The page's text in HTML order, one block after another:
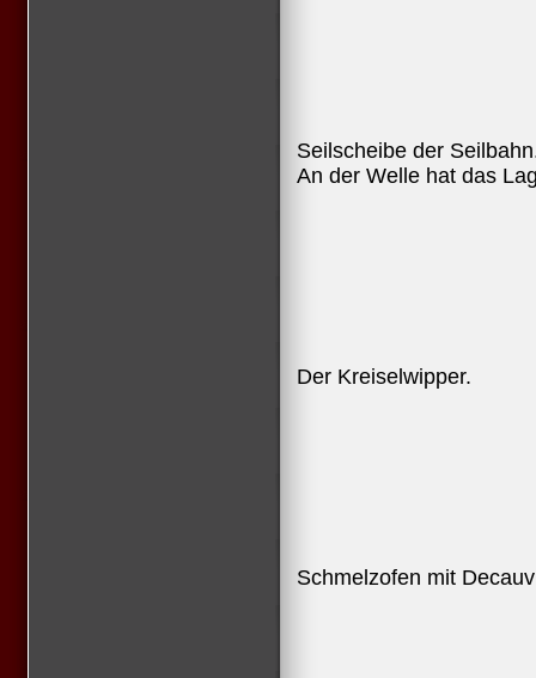
Seilscheibe der
An der Welle hat das
Der Kreiselwipper.
Schmelzofen mit